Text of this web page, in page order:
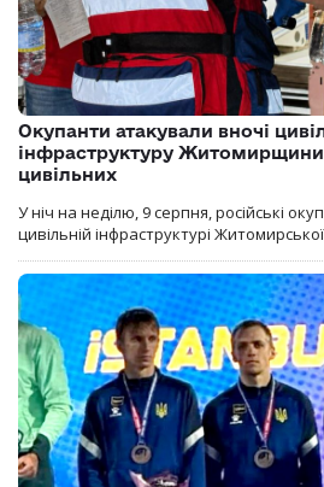
Окупанти атакували вночі
інфраструктуру
цивільних
У ніч на неділю, 9 серпня, російські
цивільній інфраструктурі